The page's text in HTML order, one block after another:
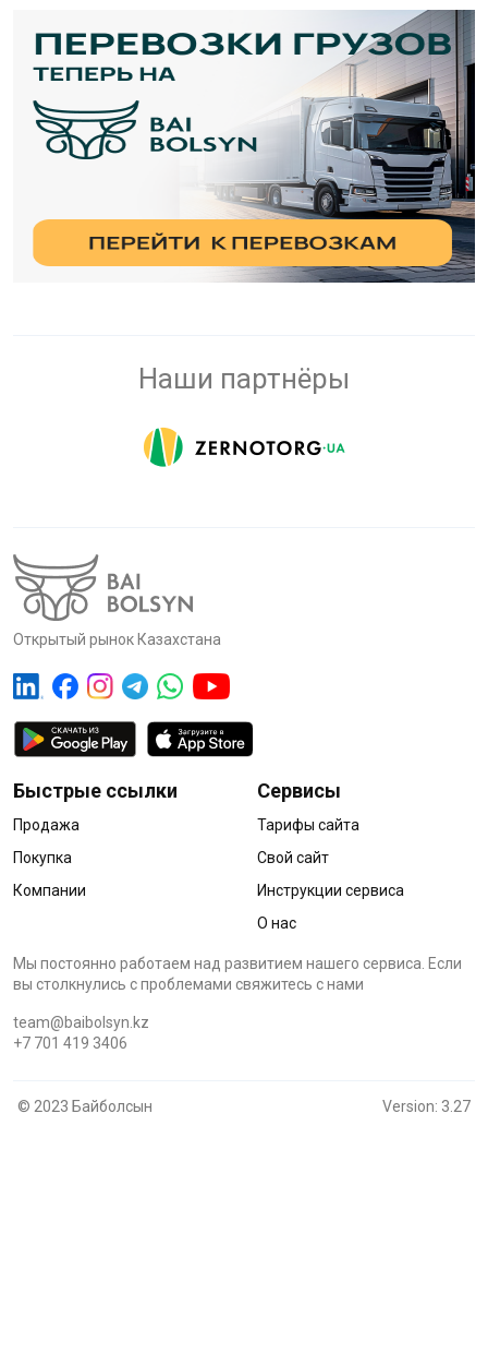
Наши партнёры
Открытый рынок Казахстана
Быстрые ссылки
Продажа
Покупка
Компании
Сервисы
Тарифы сайта
Свой сайт
Инструкции сервиса
О нас
Мы постоянно работаем над развитием нашего сервиса. Если
вы столкнулись с проблемами cвяжитесь с нами
team@baibolsyn.kz
+7 701 419 3406
© 2023 Байболсын Version: 3.27